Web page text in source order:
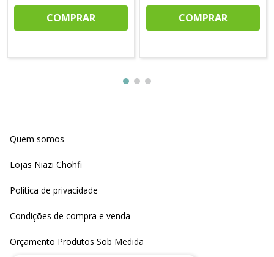
COMPRAR COMPRAR
Quem somos
Lojas Niazi Chohfi
Política de privacidade
Condições de compra e venda
Orçamento Produtos Sob Medida